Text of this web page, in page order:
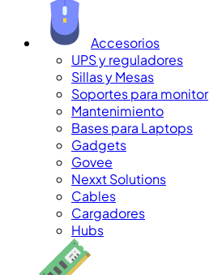
Accesorios
UPS y reguladores
Sillas y Mesas
Soportes para monitor
Mantenimiento
Bases para Laptops
Gadgets
Govee
Nexxt Solutions
Cables
Cargadores
Hubs